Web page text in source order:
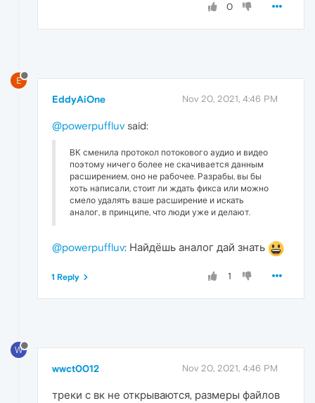
0
E
EddyAiOne Nov 20, 2021, 4:46 PM
@powerpuffluv said:
ВК сменила протокол потокового аудио и видео
поэтому ничего более не скачивается данным
расширением, оно не рабочее. Разрабы, вы бы
хоть написали, стоит ли ждать фикса или можно
смело удалять ваше расширение и искать
аналог, в принципе, что люди уже и делают.
@powerpuffluv: Найдёшь аналог дай знать
1
1 Reply
W
wwct0012 Nov 20, 2021, 4:46 PM
треки с вк не открываются, размеры файлов